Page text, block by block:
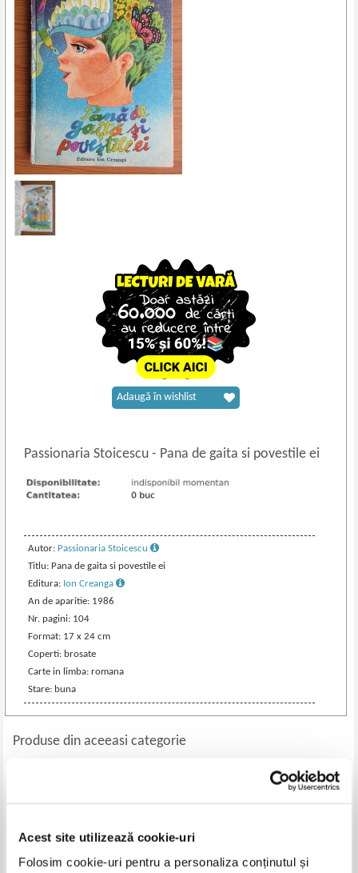
Acest site utilizează cookie-uri
Folosim cookie-uri pentru a personaliza conținutul și
Passionaria Stoicescu- Pana de gaita si povestile ei
Autor: Passionaria Stoicescu
Titlu: Pana de gaita si povestile ei
Editura: Ion Creanga
An de aparitie: 1986
Nr. pagini: 104
Format: 17 x 24 cm
Coperti: brosate
Carte in limba: romana
Stare: buna
Adaugă în wishlist
Produse din aceeasi categorie